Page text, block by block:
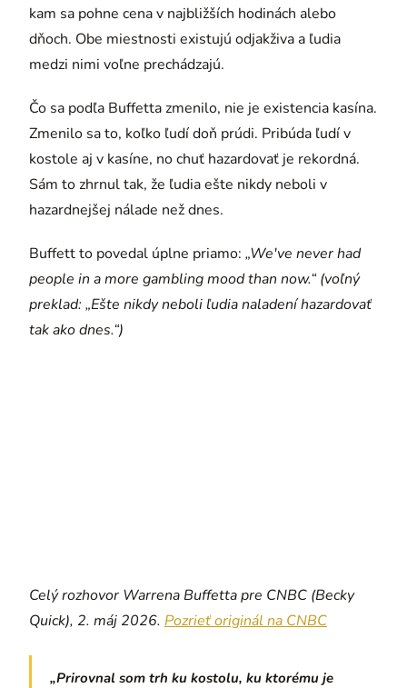
kam sa pohne cena v najbližších hodinách alebo
dňoch. Obe miestnosti existujú odjakživa a ľudia
medzi nimi voľne prechádzajú.
Čo sa podľa Buffetta zmenilo, nie je existencia kasína.
Zmenilo sa to, koľko ľudí doň prúdi. Pribúda ľudí v
kostole aj v kasíne, no chuť hazardovať je rekordná.
Sám to zhrnul tak, že ľudia ešte nikdy neboli v
hazardnejšej nálade než dnes.
Buffett to povedal úplne priamo: „We've never had
people in a more gambling mood than now.“ (voľný
preklad: „Ešte nikdy neboli ľudia naladení hazardovať
tak ako dnes.“)
Celý rozhovor Warrena Buffetta pre CNBC (Becky
Quick), 2. máj 2026. Pozrieť originál na CNBC
„Prirovnal som trh ku kostolu, ku ktorému je